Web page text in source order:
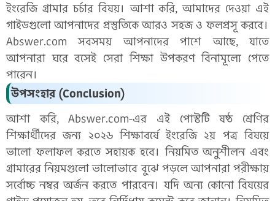
ইংরেজি গ্রামার চর্চার বিষয়। আশা করি, আমাদের দেওয়া এই
গাইডগুলো আপনাদের প্রস্তুতিকে আরও সহজ ও ফলপ্রসূ করবে।
Abswer.com সবসময় আপনাদের পাশে আছে, যাতে
আপনারা ঘরে বসেই সেরা শিক্ষা উপকরণ বিনামূল্যে পেতে
পারেন।
উপসংহার (Conclusion)
আশা করি, Abswer.com-এর এই পোস্টটি ষষ্ঠ শ্রেণির
শিক্ষার্থীদের জন্য ২০২৬ শিক্ষাবর্ষে ইংরেজি ২য় পত্র বিষয়ে
ভালো ফলাফল করতে সহায়ক হবে। নিয়মিত অনুশীলন এবং
গ্রামারের নিয়মগুলো ভালোভাবে বুঝে পড়লে আপনারা পরীক্ষায়
সর্বোচ্চ নম্বর অর্জন করতে পারবেন। যদি অন্য কোনো বিষয়ের